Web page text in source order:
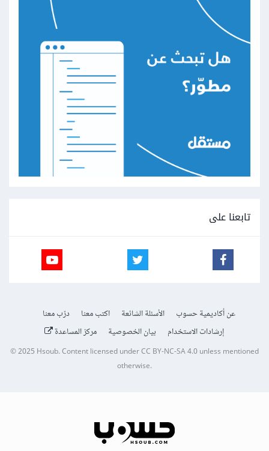
تابعنا على
عن أكاديمية حسوب الأسئلة الشائعة اكتب معنا
درّب معنا
إرشادات الاستخدام
بيان الخصوصية مركز المساعدة
© 2025Hsoub.Content licensed underCC BY-NC-SA 4.0unless mentioned
otherwise.